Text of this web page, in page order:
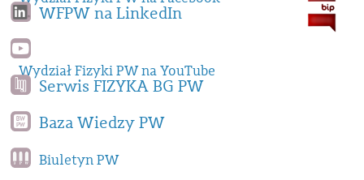
WFPW na LinkedIn
Wydział Fizyki PW na YouTube
Serwis FIZYKA BG PW
Baza Wiedzy PW
Biuletyn PW